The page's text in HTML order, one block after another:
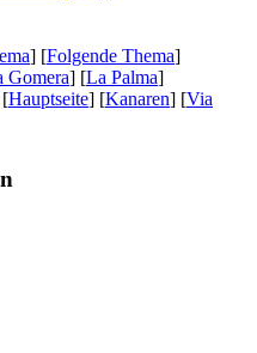
] [Folgende Thema]
Gomera] [La Palma]
Hauptseite] [Kanaren] [Via